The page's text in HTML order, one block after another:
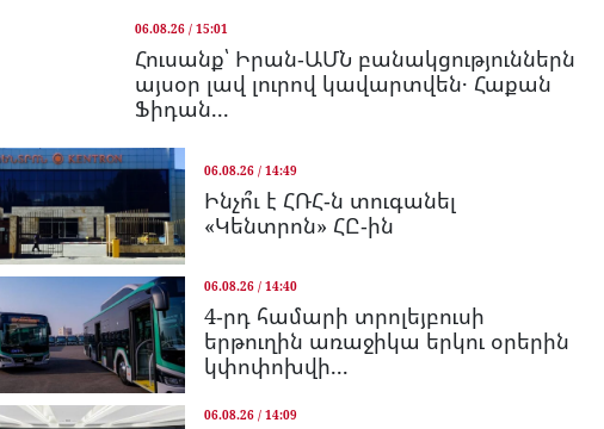
06.08.26 / 15:01
Հուսանք՝ Իրան-ԱՄՆ բանակցություններն
այսօր լավ լուրով կավարտվեն․ Հաքան
Ֆիդան...
06.08.26 / 14:49
Ինչո՞ւ է ՀՌՀ-ն տուգանել
«Կենտրոն» ՀԸ-ին
06.08.26 / 14:40
4-րդ համարի տրոլեյբուսի
երթուղին առաջիկա երկու օրերին
կփոփոխվի...
06.08.26 / 14:09